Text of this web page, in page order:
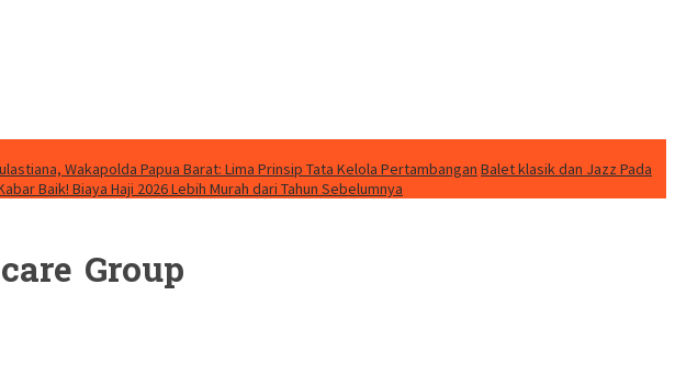
Wakapolda Papua Barat: Lima Prinsip Tata Kelola Pertambangan Balet klasik dan Jazz Pada
Baik! Biaya Haji 2026 Lebih Murah dari Tahun Sebelumnya
Group